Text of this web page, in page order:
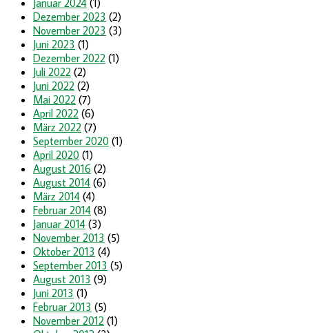
Dezember 2023 (2)
November 2023 (3)
Juni 2023 (1)
Dezember 2022 (1)
Juli 2022 (2)
Juni 2022 (2)
Mai 2022 (7)
April 2022 (6)
März 2022 (7)
September 2020 (1)
April 2020 (1)
August 2016 (2)
August 2014 (6)
März 2014 (4)
Februar 2014 (8)
Januar 2014 (3)
November 2013 (5)
Oktober 2013 (4)
September 2013 (5)
August 2013 (9)
Juni 2013 (1)
Februar 2013 (5)
November 2012 (1)